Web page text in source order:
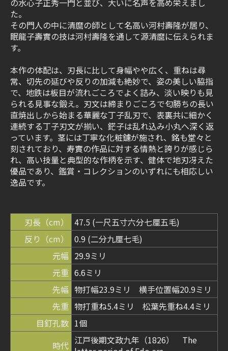
た。
その門人の中に清麿の師として名高い河村壽隆が居り、
眠龍子壽實の技は河村壽隆を通して源清麿に伝えられま
す。
本作の体配は、刃長に比して身幅やや広く、重ねは尋
常、切先の延びや反りの加減も絶妙で、姿の美しい脇指
で、地鉄は板目が流れごころでよく詰み、淡い映りも見
られる見事な鍛え。刃文は締まりごころで匂勝ちの長い
直焼出しから始まる華麗な丁子乱刃で、表裏共に細かく
連続する丁子刃文が揃い、鋩子は乱れ込み小丸へ深く返
っています。茎には丁寧な化粧鑢が施され、銘も堂々と
刻されており、寿實の作品に対する情熱と誇りが感じら
れ、高い技量と典型的な作柄を示す、健体で地刃冴えた
優品であり、鑑賞・コレクションのいずれにも相応しい
逸品です。
刃長（cm）
47.5 (一尺五寸六分七厘五毛)
反り（cm）
0.9 (二分九厘七毛)
元幅 29.9ミリ
元重 6.6ミリ
先幅 物打幅23.9ミリ 横手位置幅20.9ミリ
先重 物打重ね5.4ミリ 松葉先重ね4.4ミリ
目釘孔数 1個
時代 江戸後期文政九年（1826） The